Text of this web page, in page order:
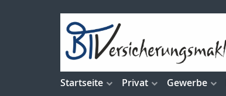
Startseite Privat Gewerbe